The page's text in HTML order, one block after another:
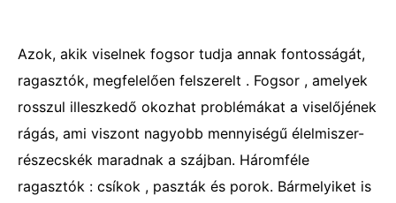
Azok, akik viselnek fogsor tudja annak fontosságát,
ragasztók, megfelelően felszerelt . Fogsor , amelyek
rosszul illeszkedő okozhat problémákat a viselőjének
rágás, ami viszont nagyobb mennyiségű élelmiszer-
részecskék maradnak a szájban. Háromféle
ragasztók : csíkok , paszták és porok. Bármelyiket is